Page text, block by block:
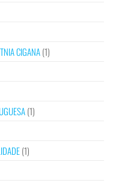
CIGANA(1)
(1)
(1)